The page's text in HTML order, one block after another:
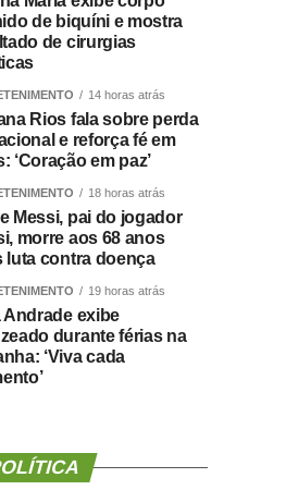
de biquíni e mostra
de cirurgias
14 horas atrás
Rios fala sobre perda
e reforça fé em
‘Coração em paz’
18 horas atrás
Messi, pai do jogador
morre aos 68 anos
luta contra doença
19 horas atrás
Andrade exibe
durante férias na
‘Viva cada